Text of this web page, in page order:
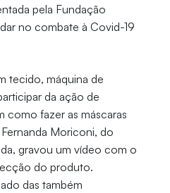
pela Fundação
no combate à Covid-19
tecido, máquina de
da ação de
como fazer as máscaras
Moriconi, do
gravou um vídeo com o
do produto.
das também